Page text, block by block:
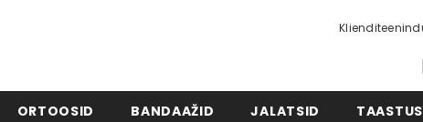
ORTOOSID BANDAAŽID JALATSID